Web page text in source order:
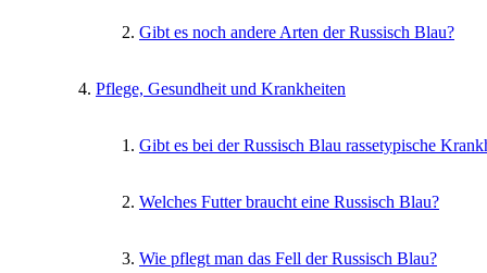
Gibt es noch andere Arten der Russisch Blau?
Pflege, Gesundheit und Krankheiten
Gibt es bei der Russisch Blau rassetypische
Welches Futter braucht eine Russisch Blau?
Wie pflegt man das Fell der Russisch Blau?